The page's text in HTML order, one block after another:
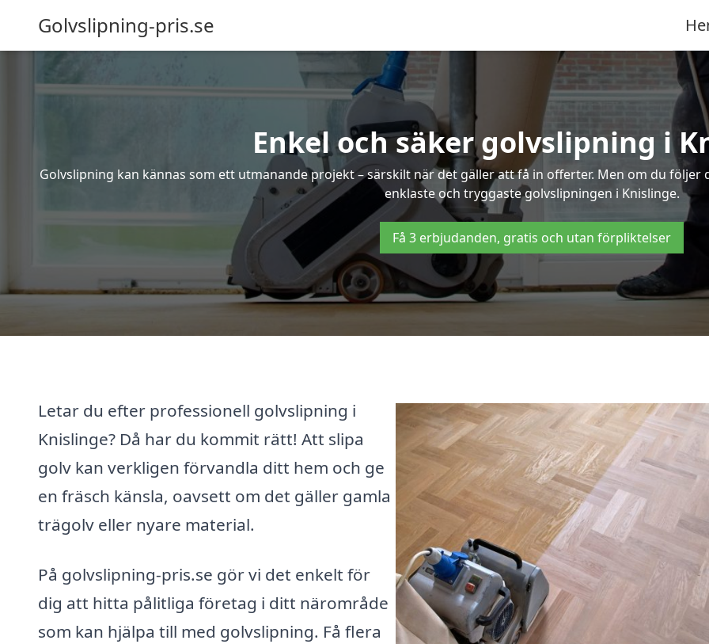
Golvslipning-pris.se
Enkel och säker golvslipning i
Golvslipning kan kännas som ett utmanande projekt – särskilt när det gäller att få in offerter. Men om du
enklaste och tryggaste golvslipningen i Knislinge.
Få 3 erbjudanden, gratis och utan förpliktelser
Letar du efter professionell golvslipning i
Knislinge? Då har du kommit rätt! Att slipa
golv kan verkligen förvandla ditt hem och ge
en fräsch känsla, oavsett om det gäller gamla
trägolv eller nyare material.
På golvslipning-pris.se gör vi det enkelt för
dig att hitta pålitliga företag i ditt närområde
som kan hjälpa till med golvslipning. Få flera